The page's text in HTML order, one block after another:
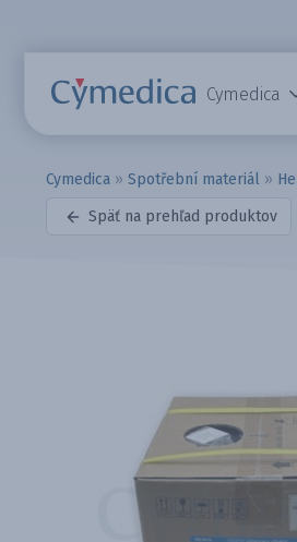
Cymedica
Cymedica » Spotřební materiál »
Späť na prehľad produktov